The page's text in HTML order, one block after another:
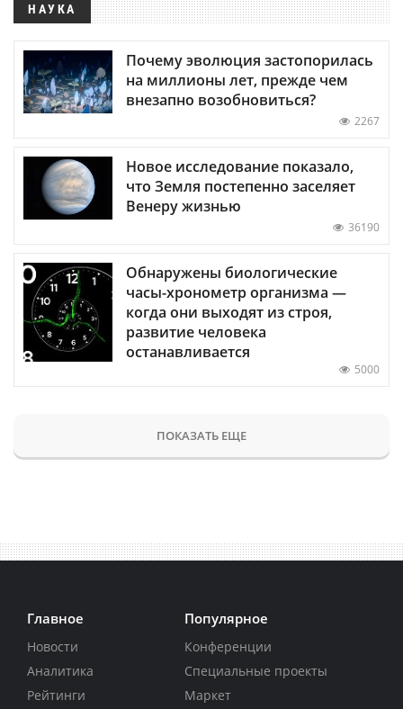
НАУКА
Почему эволюция застопорилась
на миллионы лет, прежде чем
внезапно возобновиться?
2267
Новое исследование показало,
что Земля постепенно заселяет
Венеру жизнью
36190
Обнаружены биологические
часы-хронометр организма —
когда они выходят из строя,
развитие человека
останавливается
5000
ПОКАЗАТЬ ЕЩЕ
Главное
Новости
Аналитика
Рейтинги
Популярное
Конференции
Специальные проекты
Маркет